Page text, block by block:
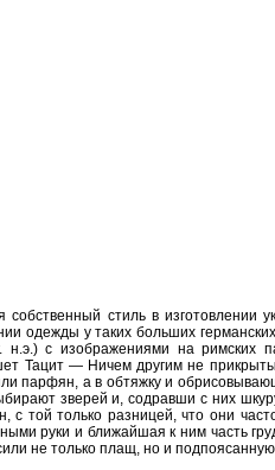
стиль в
одежды у таких больших
н.э.) с изображениями на римских
Тацит — Ничем другим не
парфян, а в обтяжку и
зверей и, содравши с них
той только разницей, что они
руки и ближайшая к ним часть
не только плащ, но и